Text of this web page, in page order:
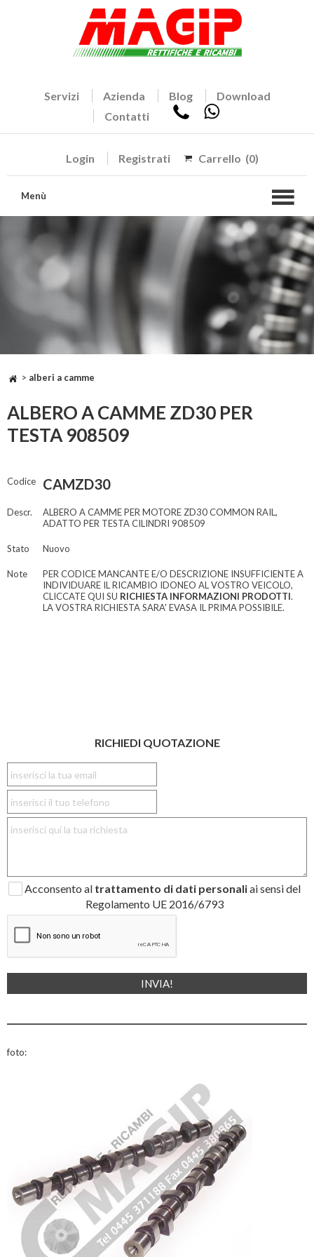
Servizi Azienda Blog
Download
Contatti
Login Registrati Carrello (0)
Menù
> alberi a camme
ALBERO A CAMME ZD30 PER
TESTA 908509
Codice CAMZD30
Descr.
ALBERO A CAMME PER MOTORE ZD30 COMMON RAIL,
ADATTO PER TESTA CILINDRI 908509
Stato Nuovo
Note
PER CODICE MANCANTE E/O DESCRIZIONE INSUFFICIENTE A
INDIVIDUARE IL RICAMBIO IDONEO AL VOSTRO VEICOLO,
CLICCATE QUI SU RICHIESTA INFORMAZIONI PRODOTTI.
LA VOSTRA RICHIESTA SARA' EVASA IL PRIMA POSSIBILE.
RICHIEDI QUOTAZIONE
Acconsento al trattamento di dati personaliai sensi del
Regolamento UE 2016/6793
foto: